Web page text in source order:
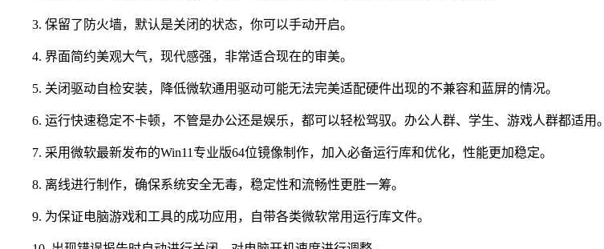
3. 保留了防火墙，默认是关闭的状态，你可以手动开启。
4. 界面简约美观大气，现代感强，非常适合现在的审美。
5. 关闭驱动自检安装，降低微软通用驱动可能无法完美适配硬件出现的不兼容和蓝屏的情况。
6. 运行快速稳定不卡顿，不管是办公还是娱乐，都可以轻松驾驭。办公人群、学生、游戏人群都适用。
7. 采用微软最新发布的Win11专业版64位镜像制作，加入必备运行库和优化，性能更加稳定。
8. 离线进行制作，确保系统安全无毒，稳定性和流畅性更胜一筹。
9. 为保证电脑游戏和工具的成功应用，自带各类微软常用运行库文件。